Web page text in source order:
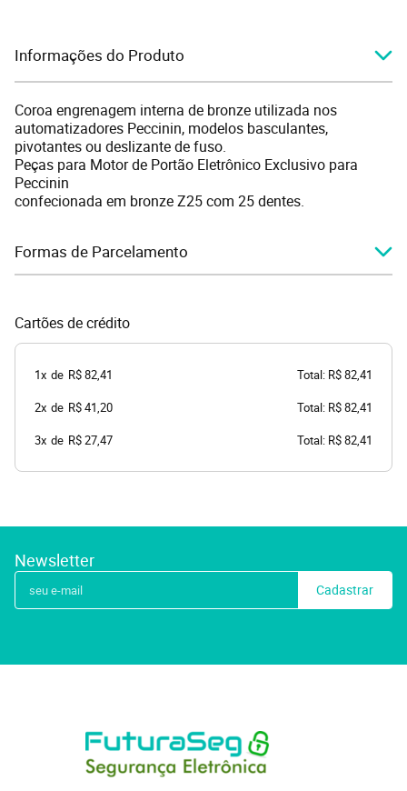
Informações do Produto
Coroa engrenagem interna de bronze utilizada nos
automatizadores Peccinin, modelos basculantes,
pivotantes ou deslizante de fuso.
Peças para Motor de Portão Eletrônico Exclusivo para
Peccinin
confecionada em bronze Z25 com 25 dentes.
Formas de Parcelamento
Cartões de crédito
1x de R$ 82,41
Total: R$ 82,41
2x de R$ 41,20
Total: R$ 82,41
3x de R$ 27,47 Total: R$ 82,41
Newsletter
Cadastrar